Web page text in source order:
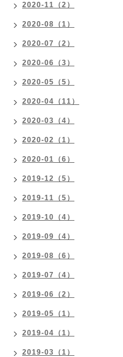
2020-11（2）
2020-08（1）
2020-07（2）
2020-06（3）
2020-05（5）
2020-04（11）
2020-03（4）
2020-02（1）
2020-01（6）
2019-12（5）
2019-11（5）
2019-10（4）
2019-09（4）
2019-08（6）
2019-07（4）
2019-06（2）
2019-05（1）
2019-04（1）
2019-03（1）